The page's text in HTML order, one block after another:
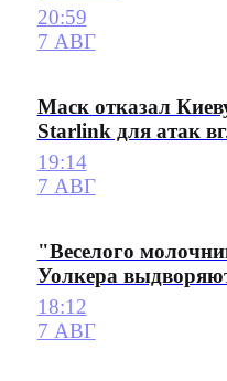
20:59
7 АВГ
Маск отказал
Starlink для атак
19:14
7 АВГ
"Веселого
Уолкера
18:12
7 АВГ